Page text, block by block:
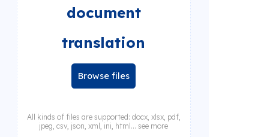
document
translation
Browse files
All kinds of files are supported: docx, xlsx, pdf,
jpeg, csv, json, xml, ini, html... see more